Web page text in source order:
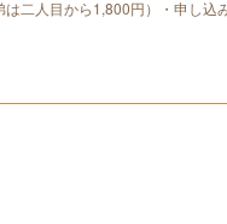
は二人目から1,800円）・申し